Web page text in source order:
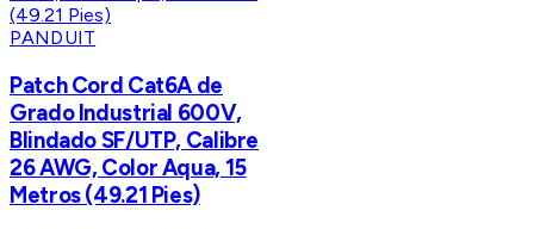
PANDUIT
Patch Cord Cat6A de
Grado Industrial 600V,
Blindado SF/UTP, Calibre
26 AWG, Color Aqua, 15
Metros (49.21 Pies)